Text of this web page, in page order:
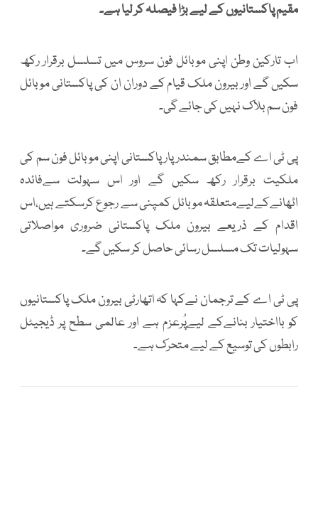
مقیم پاکستانیوں کے لیے بڑا فیصلہ کر لیا ہے۔
اب تارکین وطن اپنی موبائل فون سروس میں تسلسل برقرار رکھ
سکیں گے اور بیرون ملک قیام کے دوران ان کی پاکستانی موبائل
فون سم بلاک نہیں کی جائے گی۔
پی ٹی اے کےمطابق سمندرپارپاکستانی اپنی موبائل فون سم کی
ملکیت برقرار رکھ سکیں گے اور اس سہولت سےفائدہ
اٹھانےکےلیےمتعلقہ موبائل کمپنی سے رجوع کرسکتے ہیں،اس
اقدام کے ذریعے بیرون ملک پاکستانی ضروری مواصلاتی
سہولیات تک مسلسل رسائی حاصل کر سکیں گے۔
پی ٹی اے کے ترجمان نےکہا کہ اتھارٹی بیرون ملک پاکستانیوں
کو بااختیار بنانےکے لیےپُرعزم ہے اور عالمی سطح پر ڈیجیٹل
رابطوں کی توسیع کے لیے متحرک ہے۔